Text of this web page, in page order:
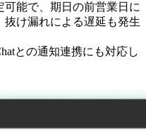
能で、期日の前営業日に
け漏れによる遅延も発生
との通知連携にも対応し